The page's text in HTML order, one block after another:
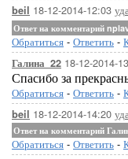
beil 18-12-2014-12:03
Ответ на комментарий
Обратиться - Ответить -
Галина_22 18-12-2014-
Спасибо за
Обратиться - Ответить -
beil 18-12-2014-14:20
Ответ на комментарий
Обратиться - Ответить -